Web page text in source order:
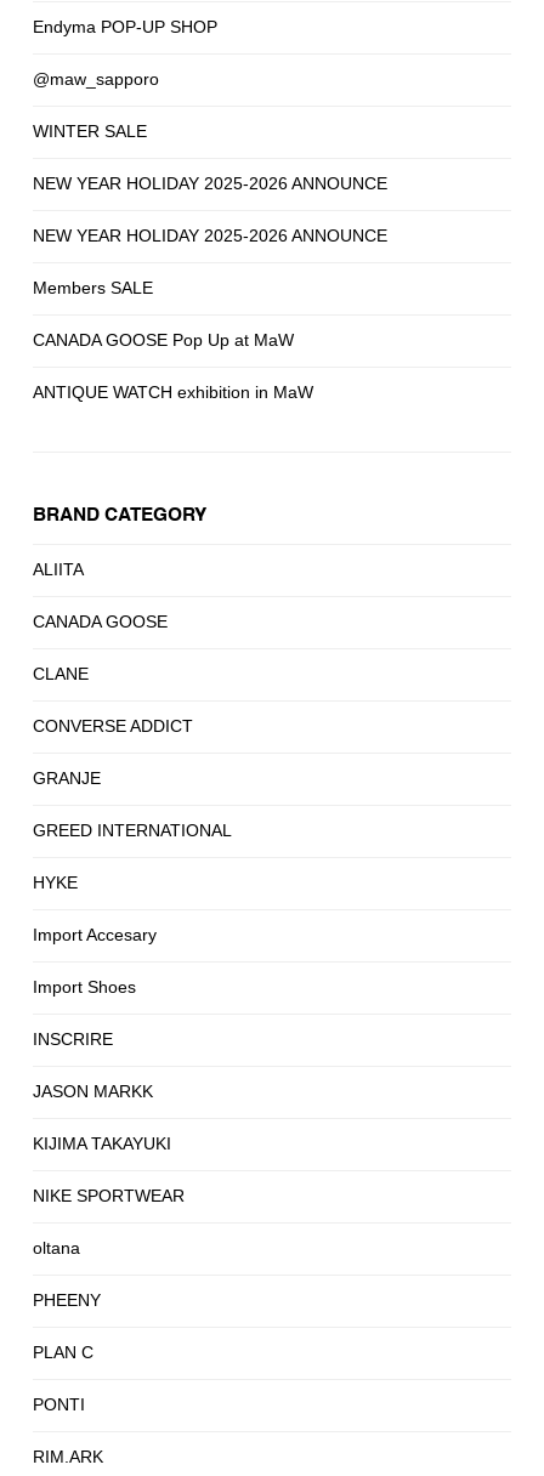
Endyma POP-UP SHOP
@maw_sapporo
WINTER SALE
NEW YEAR HOLIDAY 2025-2026 ANNOUNCE
NEW YEAR HOLIDAY 2025-2026 ANNOUNCE
Members SALE
CANADA GOOSE Pop Up at MaW
ANTIQUE WATCH exhibition in MaW
BRAND CATEGORY
ALIITA
CANADA GOOSE
CLANE
CONVERSE ADDICT
GRANJE
GREED INTERNATIONAL
HYKE
Import Accesary
Import Shoes
INSCRIRE
JASON MARKK
KIJIMA TAKAYUKI
NIKE SPORTWEAR
oltana
PHEENY
PLAN C
PONTI
RIM.ARK